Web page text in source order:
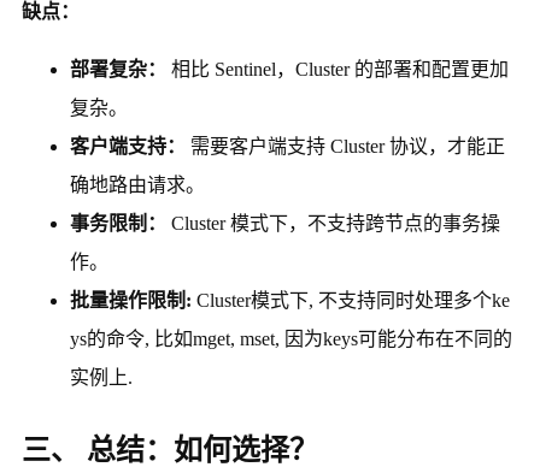
缺点：
部署复杂：
相比 Sentinel，Cluster 的部署和配置更加
复杂。
客户端支持：
需要客户端支持 Cluster 协议，才能正
确地路由请求。
事务限制：
Cluster 模式下，不支持跨节点的事务操
作。
批量操作限制: Cluster模式下, 不支持同时处理多个ke
ys的命令, 比如mget, mset, 因为keys可能分布在不同的
实例上.
三、 总结：如何选择？